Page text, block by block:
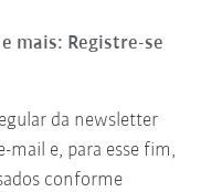
mais: Registre-se
da newsletter
mail e, para esse fim,
conforme